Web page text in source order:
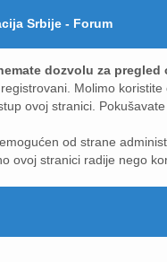
Srbije - Forum
dozvolu za
Molimo
ovoj stranici.
od strane
ovoj stranici radije nego